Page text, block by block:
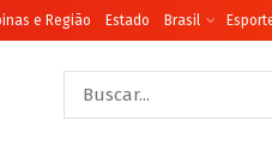
e Região Estado Brasil